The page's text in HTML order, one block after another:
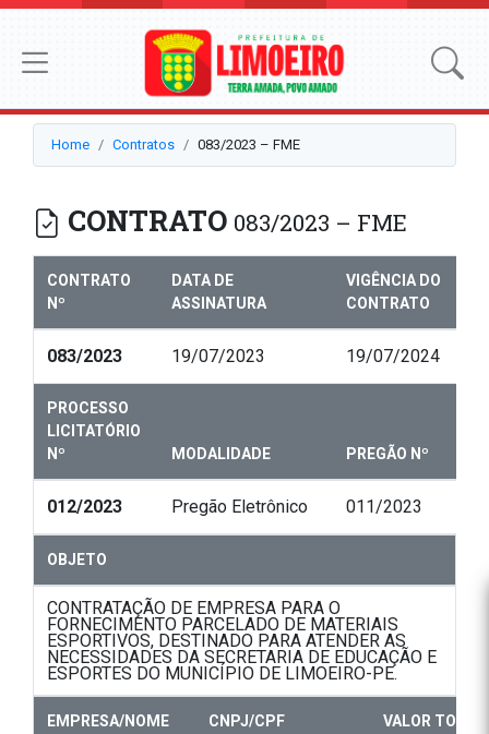
Home Contratos 083/2023 – FME
CONTRATO 083/2023 – FME
CONTRATO
Nº
DATA DE
ASSINATURA
VIGÊNCIA DO
CONTRATO
083/2023 19/07/2023 19/07/2024
PROCESSO
LICITATÓRIO
Nº
MODALIDADE PREGÃO Nº
012/2023 Pregão Eletrônico 011/2023
OBJETO
CONTRATAÇÃO DE EMPRESA PARA O
FORNECIMENTO PARCELADO DE MATERIAIS
ESPORTIVOS, DESTINADO PARA ATENDER AS
NECESSIDADES DA SECRETARIA DE EDUCAÇÃO E
ESPORTES DO MUNICÍPIO DE LIMOEIRO-PE.
EMPRESA/NOME CNPJ/CPF VALOR TOTAL